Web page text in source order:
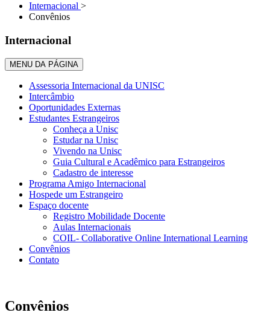
Internacional >
Convênios
Internacional
MENU DA PÁGINA
Assessoria Internacional da UNISC
Intercâmbio
Oportunidades Externas
Estudantes Estrangeiros
Conheça a Unisc
Estudar na Unisc
Vivendo na Unisc
Guia Cultural e Acadêmico para Estrangeiros
Cadastro de interesse
Programa Amigo Internacional
Hospede um Estrangeiro
Espaço docente
Registro Mobilidade Docente
Aulas Internacionais
COIL- Collaborative Online International Learning
Convênios
Contato
Convênios